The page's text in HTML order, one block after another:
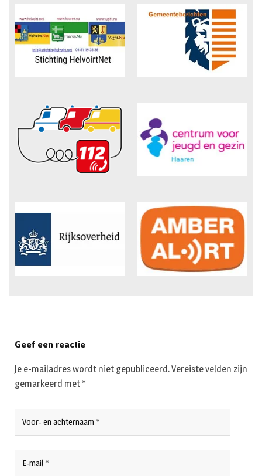
Geef een reactie
Je e-mailadres wordt niet gepubliceerd.Vereiste velden zijn
gemarkeerd met *